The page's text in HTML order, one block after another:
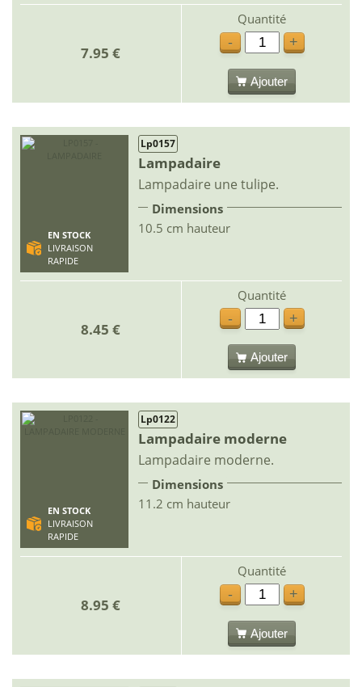
7.95 €
Quantité
-
+
Ajouter
EN STOCK
LIVRAISON
RAPIDE
Lp0157
Lampadaire
Lampadaire une tulipe.
Dimensions
10.5 cm hauteur
8.45 €
Quantité
-
+
Ajouter
EN STOCK
LIVRAISON
RAPIDE
Lp0122
Lampadaire moderne
Lampadaire moderne.
Dimensions
11.2 cm hauteur
8.95 €
Quantité
-
+
Ajouter